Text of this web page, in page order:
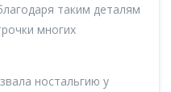
таким деталям
многих
ностальгию у